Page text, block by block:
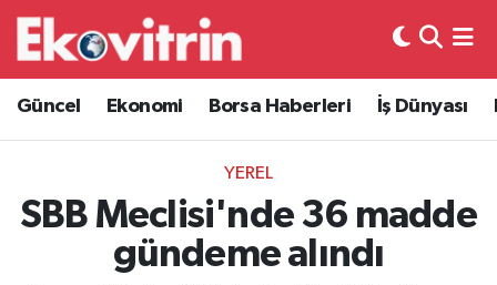
Güncel Ekonomi Borsa Haberleri İş Dünyası
YEREL
SBB Meclisi'nde 36 madde
gündeme alındı
Güncel
Ekonomi
Borsa Haberleri
İş Dünyası
Hava Durumu
Trafik Durumu
Süper Lig Puan Durumu ve Fikstür
Tüm Manşetler